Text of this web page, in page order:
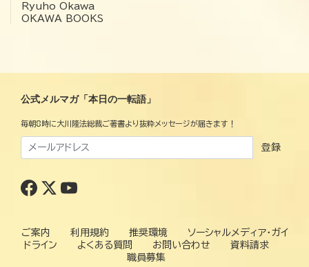
Ryuho Okawa
OKAWA BOOKS
公式メルマガ「本日の一転語」
毎朝8時に大川隆法総裁ご著書より抜粋メッセージが届きます！
登録
ご案内 利用規約 推奨環境
ソーシャルメディア・ガイ
ドライン
よくある質問 お問い合わせ
資料請求
職員募集